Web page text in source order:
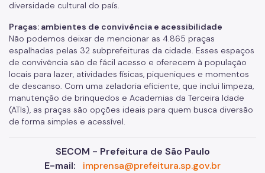
diversidade cultural do país.
Praças: ambientes de convivência e acessibilidade
Não podemos deixar de mencionar as 4.865 praças
espalhadas pelas 32 subprefeituras da cidade. Esses espaços
de convivência são de fácil acesso e oferecem à população
locais para lazer, atividades físicas, piqueniques e momentos
de descanso. Com uma zeladoria eficiente, que inclui limpeza,
manutenção de brinquedos e Academias da Terceira Idade
(ATIs), as praças são opções ideais para quem busca diversão
de forma simples e acessível.
SECOM - Prefeitura de São Paulo
E-mail:
imprensa@prefeitura.sp.gov.br